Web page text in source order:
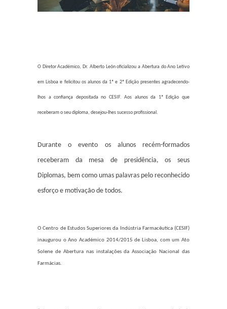
O Diretor Académico, Dr. Alberto León oficializou a Abertura do Ano Letivo
em Lisboa e felicitou os alunos da 1ª e 2ª Edição presentes agradecendo-
lhos a confiança depositada no CESIF. Aos alunos da 1ª Edição que
receberam o seu diploma, desejou-lhes sucesso profissional.
Durante o evento os alunos recém-formados
receberam da mesa de presidência, os seus
Diplomas, bem como umas palavras pelo reconhecido
esforço e motivação de todos.
O Centro de Estudos Superiores da Indústria Farmacêutica (CESIF)
inaugurou o Ano Académico 2014/2015 de Lisboa, com um Ato
Solene de Abertura nas instalações da Associação Nacional das
Farmácias.